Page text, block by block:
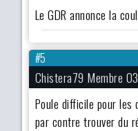
Le GDR annonce la
#5
Chistera79 Membre
Poule difficile pour
par contre trouver du